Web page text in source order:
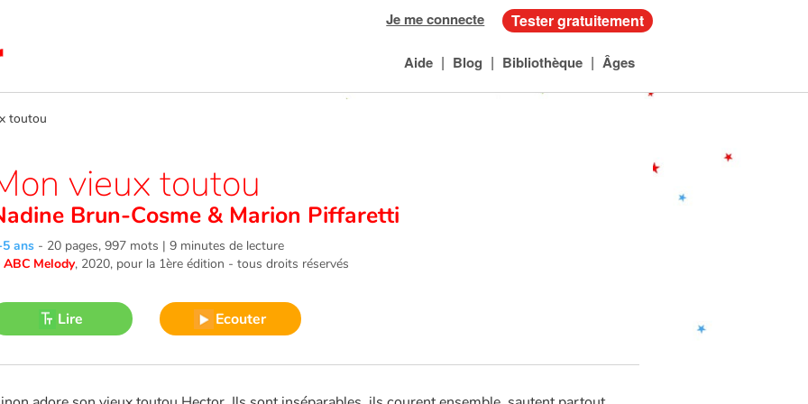
Je me connecte Tester gratuitement
Aide | Blog | Bibliothèque | Âges
toutou
vieux toutou
Brun-Cosme & Marion Piffaretti
ans - 20 pages, 997 mots | 9 minutes de lecture
ABC Melody, 2020, pour la 1ère édition - tous droits réservés
Lire Ecouter